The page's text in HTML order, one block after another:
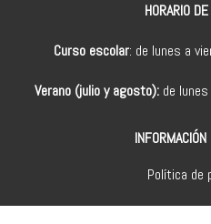
HORARIO
Curso escolar: de lunes a
Verano (julio y agosto):de lunes
Política de